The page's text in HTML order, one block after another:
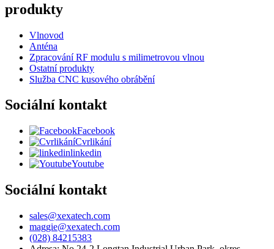
produkty
Vlnovod
Anténa
Zpracování RF modulu s milimetrovou vlnou
Ostatní produkty
Služba CNC kusového obrábění
Sociální kontakt
Facebook
Cvrlikání
linkedin
Youtube
Sociální kontakt
sales@xexatech.com
maggie@xexatech.com
(028) 84215383